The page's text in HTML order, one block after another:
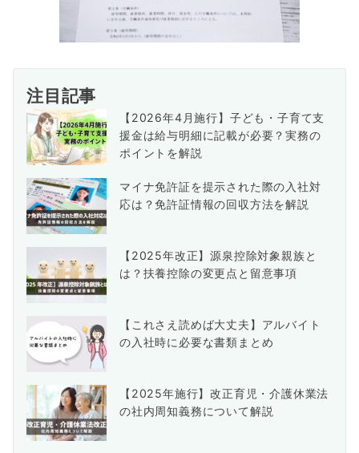
注目記事
【2026年4月施行】子ども・子育て支
援金は給与明細に記載が必要？実務の
ポイントを解説
マイナ免許証を提示された際の入社対
応は？免許証情報の回収方法を解説
【2025年改正】源泉控除対象親族と
は？扶養控除の変更点と留意事項
【これさえ読めば大丈夫】アルバイト
の入社時に必要な書類まとめ
【2025年施行】改正育児・介護休業法
の社内周知義務について解説